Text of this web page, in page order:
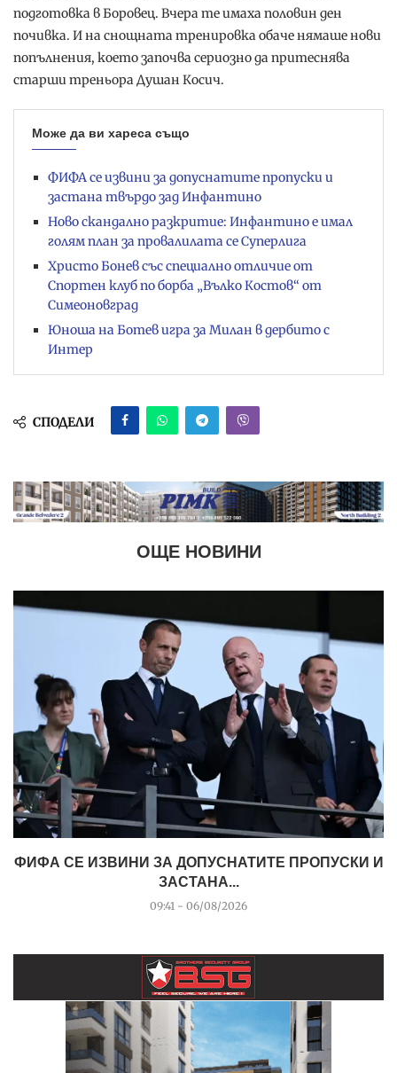
подготовка в Боровец. Вчера те имаха половин ден
почивка. И на снощната тренировка обаче нямаше нови
попълнения, което започва сериозно да притеснява
старши треньора Душан Косич.
Може да ви хареса също
ФИФА се извини за допуснатите пропуски и
застана твърдо зад Инфантино
Ново скандално разкритие: Инфантино е имал
голям план за провалилата се Суперлига
Христо Бонев със специално отличие от
Спортен клуб по борба „Вълко Костов“ от
Симеоновград
Юноша на Ботев игра за Милан в дербито с
Интер
СПОДЕЛИ
ОЩЕ НОВИНИ
ФИФА СЕ ИЗВИНИ ЗА ДОПУСНАТИТЕ ПРОПУСКИ И
ЗАСТАНА...
09:41 - 06/08/2026